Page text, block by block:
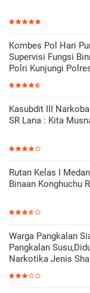
Kombes Pol Hari
Supervisi Fungsi
Polri Kunjungi
Kasubdit III
SR Lana : Kita
Rutan Kelas I
Binaan Konghuchu
Warga Pangkalan
Pangkalan
Narkotika Jenis